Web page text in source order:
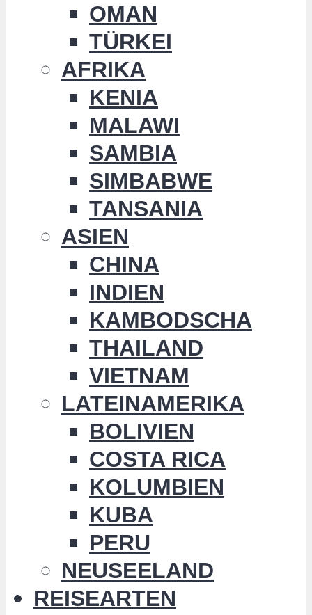
OMAN
TÜRKEI
AFRIKA
KENIA
MALAWI
SAMBIA
SIMBABWE
TANSANIA
ASIEN
CHINA
INDIEN
KAMBODSCHA
THAILAND
VIETNAM
LATEINAMERIKA
BOLIVIEN
COSTA RICA
KOLUMBIEN
KUBA
PERU
NEUSEELAND
REISEARTEN